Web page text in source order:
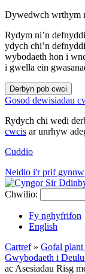
Dywedwch wrthym
Rydym ni’n
ydych chi’n
wybodaeth hon i
i gwella ein
Derbyn pob cwci
Gosod dewisiadau
Rydych chi wedi
cwcis ar unrhyw
Cuddio
Neidio i'r prif
Chwilio:
Fy nghyfrifon
English
Cartref» Gofal plant
Gwybodaeth i
ac Asesiadau Risg